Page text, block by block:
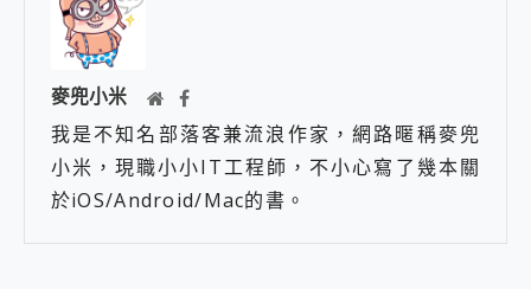
麥兜小米
我是不知名部落客兼流浪作家，網路暱稱麥兜
小米，現職小小IT工程師，不小心寫了幾本關
於iOS/Android/Mac的書。